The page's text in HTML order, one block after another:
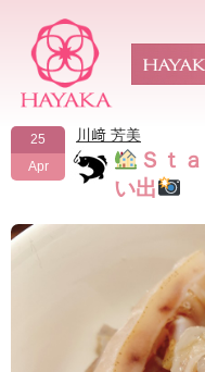
25
Apr
川﨑 芳美
Ｓｔ
い出